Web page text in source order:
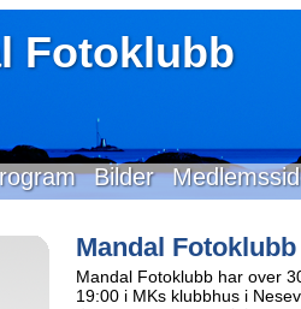
Fotoklubb
Bilder
Mandal Fotoklubb
Mandal Fotoklubb har over
19:00 i MKs klubbhus i